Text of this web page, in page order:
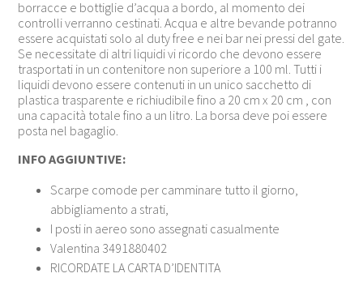
borracce e bottiglie d’acqua a bordo, al momento dei
controlli verranno cestinati. Acqua e altre bevande potranno
essere acquistati solo al duty free e nei bar nei pressi del gate.
Se necessitate di altri liquidi vi ricordo che devono essere
trasportati in un contenitore non superiore a 100 ml. Tutti i
liquidi devono essere contenuti in un unico sacchetto di
plastica trasparente e richiudibile fino a 20 cm x 20 cm , con
una capacità totale fino a un litro. La borsa deve poi essere
posta nel bagaglio.
INFO AGGIUNTIVE:
Scarpe comode per camminare tutto il giorno,
abbigliamento a strati,
I posti in aereo sono assegnati casualmente
Valentina 3491880402
RICORDATE LA CARTA D’IDENTITA